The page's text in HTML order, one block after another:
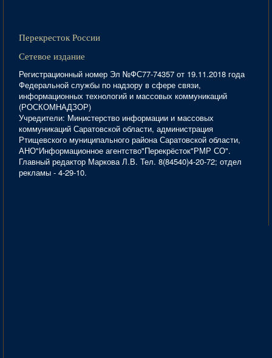
Перекресток России
Сетевое издание
Регистрационный номер Эл №ФС77-74357 от 19.11.2018 года
Федеральной службы по надзору в сфере связи,
информационных технологий и массовых коммуникаций
(РОСКОМНАДЗОР)
Учредители: Министерство информации и массовых
коммуникаций Саратовской области, администрация
Ртищевского муниципального района Саратовской области,
АНО"Информационное агентство"Перекрёсток"РМР СО".
Главный редактор Маркова Л.В. Тел. 8(84540)4-20-72; отдел
рекламы - 4-29-10.